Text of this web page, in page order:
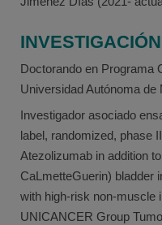
Doctorando en Programa
Universidad Autónoma de
Investigador asociado
label, randomized, phase
Atezolizumab in addition
CaLmetteGuerin) bladder
with high-risk non-muscle
UNICANCER Group